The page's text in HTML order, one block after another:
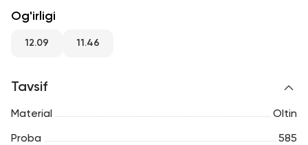
Og'irligi
12.09 11.46
Tavsif
Material Oltin
Proba 585